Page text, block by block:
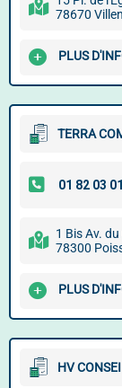
78670
PLUS
TERRA
1 Bis Av. du
78300
PLUS
HV